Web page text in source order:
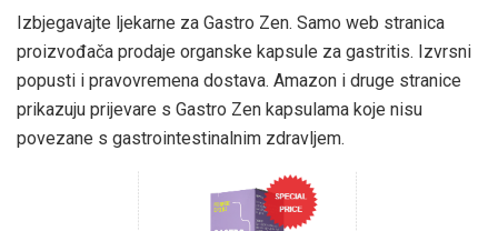
Izbjegavajte ljekarne za Gastro Zen. Samo web stranica
proizvođača prodaje organske kapsule za gastritis. Izvrsni
popusti i pravovremena dostava. Amazon i druge stranice
prikazuju prijevare s Gastro Zen kapsulama koje nisu
povezane s gastrointestinalnim zdravljem.